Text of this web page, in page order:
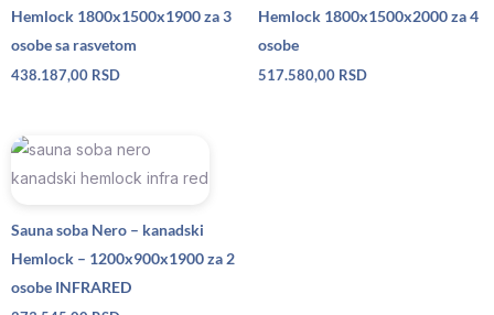
Hemlock 1800x1500x1900 za 3
osobe sa rasvetom
438.187,00 RSD
Hemlock 1800x1500x2000 za 4
osobe
517.580,00 RSD
Sauna soba Nero – kanadski
Hemlock – 1200x900x1900 za 2
osobe INFRARED